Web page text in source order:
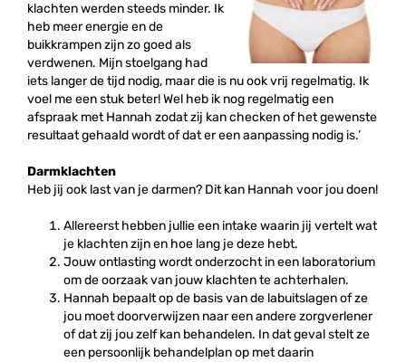
klachten werden steeds minder. Ik
heb meer energie en de
buikkrampen zijn zo goed als
verdwenen. Mijn stoelgang had
iets langer de tijd nodig, maar die is nu ook vrij regelmatig. Ik
voel me een stuk beter! Wel heb ik nog regelmatig een
afspraak met Hannah zodat zij kan checken of het gewenste
resultaat gehaald wordt of dat er een aanpassing nodig is.’
Darmklachten
Heb jij ook last van je darmen? Dit kan Hannah voor jou doen!
Allereerst hebben jullie een intake waarin jij vertelt wat
je klachten zijn en hoe lang je deze hebt.
Jouw ontlasting wordt onderzocht in een laboratorium
om de oorzaak van jouw klachten te achterhalen.
Hannah bepaalt op de basis van de labuitslagen of ze
jou moet doorverwijzen naar een andere zorgverlener
of dat zij jou zelf kan behandelen. In dat geval stelt ze
een persoonlijk behandelplan op met daarin